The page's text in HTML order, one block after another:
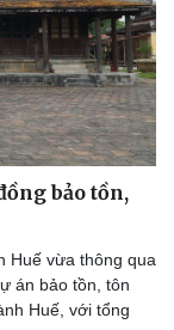
bảo tồn,
Huế vừa thông qua
án bảo tồn, tôn
Huế, với tổng